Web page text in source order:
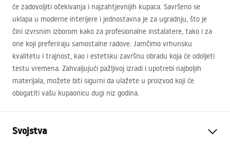
će zadovoljiti očekivanja i najzahtjevnijih kupaca. Savršeno se
uklapa u moderne interijere i jednostavna je za ugradnju, što je
čini izvrsnim izborom kako za profesionalne instalatere, tako i za
one koji preferiraju samostalne radove. Jamčimo vrhunsku
kvalitetu i trajnost, kao i estetsku završnu obradu koja će odoljeti
testu vremena. Zahvaljujući pažljivoj izradi i upotrebi najboljih
materijala, možete biti sigurni da ulažete u proizvod koji će
obogatiti vašu kupaonicu dugi niz godina.
Svojstva